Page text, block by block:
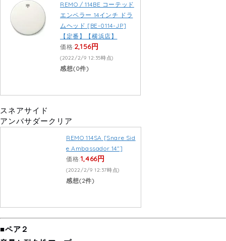
REMO / 114BE コーテッド
エンペラー 14インチ ドラ
ムヘッド [BE-0114-JP]
【定番】【横浜店】
価格:2,156円
(2022/2/9 12:35時点)
感想(0件)
スネアサイド
アンバサダークリア
REMO 114SA [Snare Sid
e Ambassador 14″]
価格:1,466円
(2022/2/9 12:37時点)
感想(2件)
■ペア２